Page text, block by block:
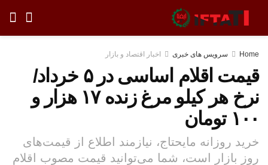
Home سرویس های خبری اخبار اقتصاد و بازار
قیمت اقلام اساسی در ۵ خرداد/
نرخ هر کیلو مرغ زنده ۱۷ هزار و
۱۰۰ تومان
خرید روزانه مایحتاج، نیازمند اطلاع از قیمت‌های
روز بازار است، شما می‌توانید قیمت مصوب اقلام